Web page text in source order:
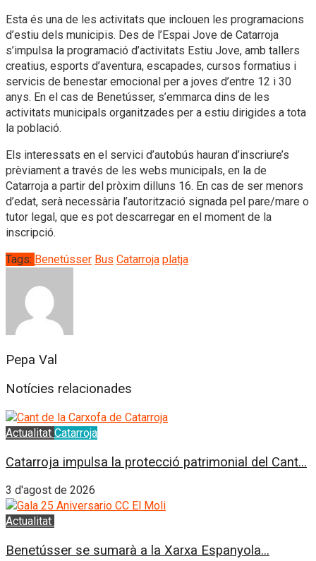
Esta és una de les activitats que inclouen les programacions
d’estiu dels municipis. Des de l’Espai Jove de Catarroja
s’impulsa la programació d’activitats Estiu Jove, amb tallers
creatius, esports d’aventura, escapades, cursos formatius i
servicis de benestar emocional per a joves d’entre 12 i 30
anys. En el cas de Benetússer, s’emmarca dins de les
activitats municipals organitzades per a estiu dirigides a tota
la població.
Els interessats en el servici d’autobús hauran d’inscriure’s
prèviament a través de les webs municipals, en la de
Catarroja a partir del pròxim dilluns 16. En cas de ser menors
d’edat, serà necessària l’autorització signada pel pare/mare o
tutor legal, que es pot descarregar en el moment de la
inscripció.
Tags: Benetússer Bus Catarroja platja
Pepa Val
Notícies relacionades
Actualitat Catarroja
Catarroja impulsa la protecció patrimonial del Cant...
3 d'agost de 2026
Actualitat
Benetússer se sumarà a la Xarxa Espanyola...